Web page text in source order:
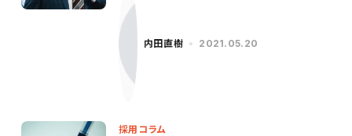
内田直樹 2021.05.20
採用コラム